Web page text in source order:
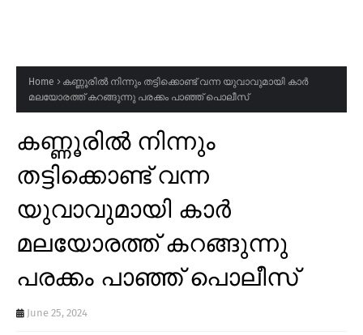
Home
കണ്ണൂരിൽ നിന്നും തട്ടിക്കൊണ്ട് വന്ന യുവാവുമായി കാർ
മലയോരത്ത് കറങ്ങുന്നു പരക്കം പാഞ്ഞ് പൊലീസ്
കണ്ണൂരിൽ നിന്നും
തട്ടിക്കൊണ്ട് വന്ന
യുവാവുമായി കാർ
മലയോരത്ത് കറങ്ങുന്നു
പരക്കം പാഞ്ഞ് പൊലീസ്
June 25, 2024